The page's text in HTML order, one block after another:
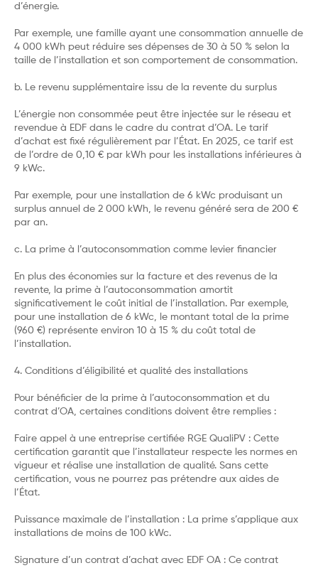
d’énergie.
Par exemple, une famille ayant une consommation annuelle de
4 000 kWh peut réduire ses dépenses de 30 à 50 % selon la
taille de l’installation et son comportement de consommation.
b. Le revenu supplémentaire issu de la revente du surplus
L’énergie non consommée peut être injectée sur le réseau et
revendue à EDF dans le cadre du contrat d’OA. Le tarif
d’achat est fixé régulièrement par l’État. En 2025, ce tarif est
de l’ordre de 0,10 € par kWh pour les installations inférieures à
9 kWc.
Par exemple, pour une installation de 6 kWc produisant un
surplus annuel de 2 000 kWh, le revenu généré sera de 200 €
par an.
c. La prime à l’autoconsommation comme levier financier
En plus des économies sur la facture et des revenus de la
revente, la prime à l’autoconsommation amortit
significativement le coût initial de l’installation. Par exemple,
pour une installation de 6 kWc, le montant total de la prime
(960 €) représente environ 10 à 15 % du coût total de
l’installation.
4. Conditions d’éligibilité et qualité des installations
Pour bénéficier de la prime à l’autoconsommation et du
contrat d’OA, certaines conditions doivent être remplies :
Faire appel à une entreprise certifiée RGE QualiPV : Cette
certification garantit que l’installateur respecte les normes en
vigueur et réalise une installation de qualité. Sans cette
certification, vous ne pourrez pas prétendre aux aides de
l’État.
Puissance maximale de l’installation : La prime s’applique aux
installations de moins de 100 kWc.
Signature d’un contrat d’achat avec EDF OA : Ce contrat